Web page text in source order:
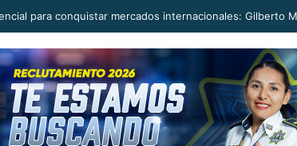
para conquistar mercados internacionales: Gilberto